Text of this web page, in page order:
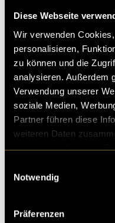
Diese Webseite
Wir verwenden
personalisieren,
zu können und die
analysieren. Außerdem
Verwendung unserer
soziale Medien,
Partner führen diese
weiteren Daten
Notwendig
Präferenzen